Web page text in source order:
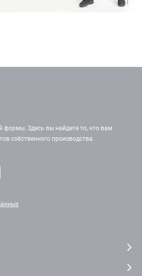
формы. Здесь вы найдете то, что вам
собственного производства.